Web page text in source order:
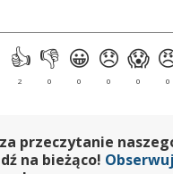
przeczytanie
na bieżąco!